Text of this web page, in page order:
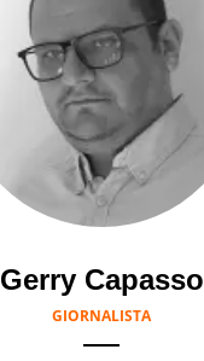
Gerry Capasso
GIORNALISTA